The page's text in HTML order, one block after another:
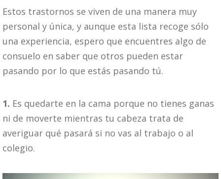
Estos trastornos se viven de una manera muy
personal y única, y aunque esta lista recoge sólo
una experiencia, espero que encuentres algo de
consuelo en saber que otros pueden estar
pasando por lo que estás pasando tú.
1. Es quedarte en la cama porque no tienes ganas
ni de moverte mientras tu cabeza trata de
averiguar qué pasará si no vas al trabajo o al
colegio.